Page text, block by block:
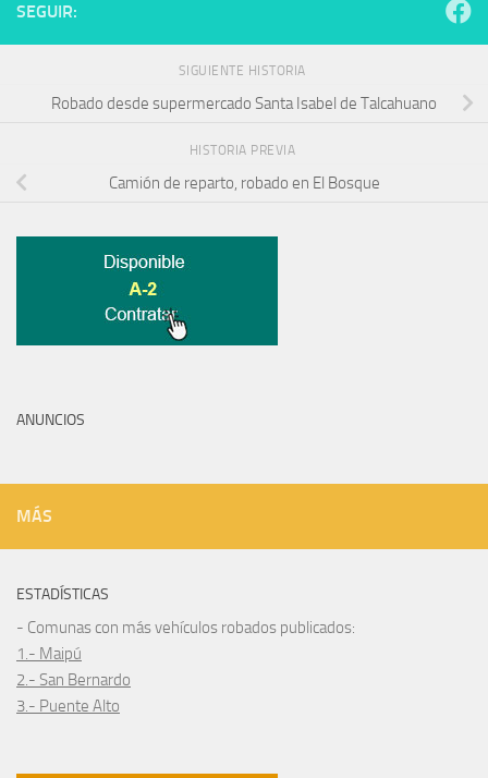
SEGUIR:
SIGUIENTE HISTORIA
Robado desde supermercado Santa Isabel de Talcahuano
HISTORIA PREVIA
Camión de reparto, robado en El Bosque
ANUNCIOS
MÁS
ESTADÍSTICAS
- Comunas con más vehículos robados publicados:
1.- Maipú
2.- San Bernardo
3.- Puente Alto